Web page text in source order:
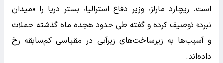
است. ریچارد مارلز، وزیر دفاع استرالیا، بستر دریا را «میدان
نبرد» توصیف کرده و گفته طی حدود هجده ماه گذشته حملات
و آسیب‌ها به زیرساخت‌های زیرآبی در مقیاسی کم‌سابقه رخ
داده‌اند.